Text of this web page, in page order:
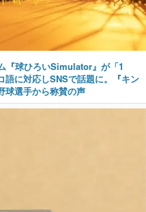
『球ひろいSimulator』が「1
語に対応しSNSで話題に。『キン
球選手から称賛の声